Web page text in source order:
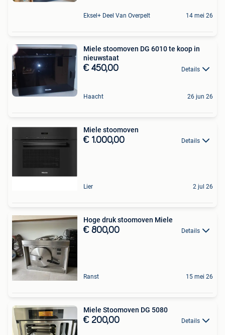
Eksel+ Deel Van Overpelt 14 mei 26
Miele stoomoven DG 6010 te koop in
nieuwstaat
€ 450,00 Details
Haacht 26 jun 26
Miele stoomoven
€ 1.000,00 Details
Lier 2 jul 26
Hoge druk stoomoven Miele
€ 800,00 Details
Ranst 15 mei 26
Miele Stoomoven DG 5080
€ 200,00 Details